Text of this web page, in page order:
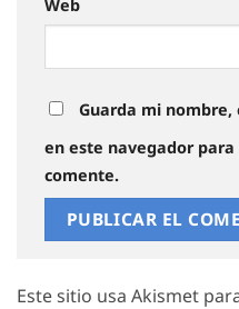
Web
Guarda mi
en este navegador
comente.
Este sitio usa Akismet